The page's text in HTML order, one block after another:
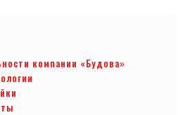
компании «Будова»